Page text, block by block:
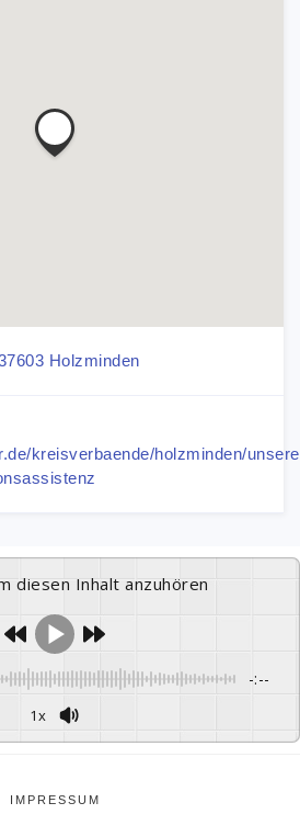
Holzminden
kreisverbaende/holzminden/
diesen Inhalt anzuhören
-:--
1x
IMPRESSUM